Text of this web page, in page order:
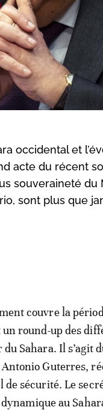
occidental et
acte du récent
souveraineté
sont plus que
couvre la
un round-up des
du Sahara. Il s’agit
Antonio Guterres,
de sécurité. Le
au